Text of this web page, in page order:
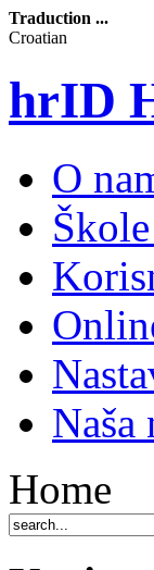
Traduction ...
Croatian
hrID
O
Naša
Home